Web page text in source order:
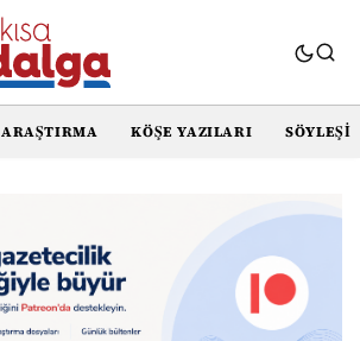
ARAŞTIRMA KÖŞE YAZILARI SÖYLEŞI